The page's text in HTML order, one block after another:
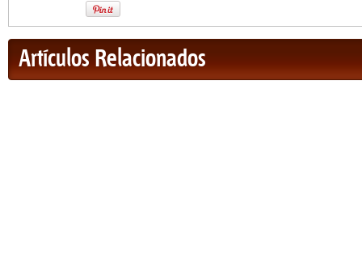
Artículos Relacionados